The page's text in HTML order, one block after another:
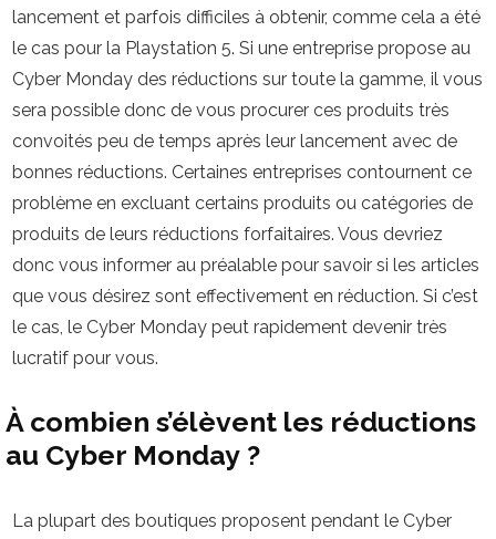
lancement et parfois difficiles à obtenir, comme cela a été
le cas pour la Playstation 5. Si une entreprise propose au
Cyber Monday des réductions sur toute la gamme, il vous
sera possible donc de vous procurer ces produits très
convoités peu de temps après leur lancement avec de
bonnes réductions. Certaines entreprises contournent ce
problème en excluant certains produits ou catégories de
produits de leurs réductions forfaitaires. Vous devriez
donc vous informer au préalable pour savoir si les articles
que vous désirez sont effectivement en réduction. Si c’est
le cas, le Cyber Monday peut rapidement devenir très
lucratif pour vous.
À combien s’élèvent les réductions
au Cyber Monday ?
La plupart des boutiques proposent pendant le Cyber